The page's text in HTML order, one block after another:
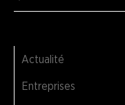
Actualité
Entreprises